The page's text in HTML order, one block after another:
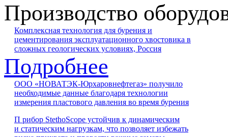
Производство
Комплексная технология для бурения и
цементирования эксплуатационного хвостовика в
сложных геологических условиях, Россия
Подробнее
ООО «НОВАТЭК-Юрхаровнефтегаз» получило
необходимые данные благодаря технологии
измерения пластового давления во время бурения
П рибор StethoScope устойчив к динамическим
и статическим нагрузкам, что позволяет избежать